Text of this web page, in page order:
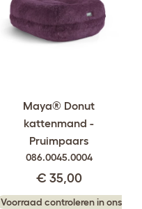
Maya® Donut
kattenmand -
Pruimpaars
086.0045.0004
€ 35,00
Voorraad controleren in ons